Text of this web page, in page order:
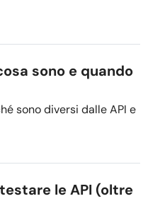
sono e quando
sono diversi dalle API e
le API (oltre